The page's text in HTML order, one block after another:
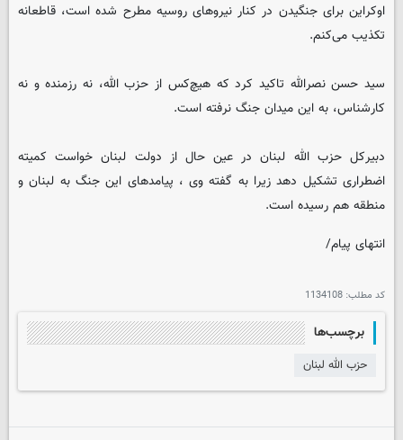
اوکراین برای جنگیدن در کنار نیروهای روسیه مطرح شده است، قاطعانه
تکذیب می‌کنم.
سید حسن نصرالله تاکید کرد که هیچ‌کس از حزب الله، نه رزمنده و نه
کارشناس، به این میدان جنگ نرفته است.
دبیرکل حزب الله لبنان در عین حال از دولت لبنان خواست کمیته
اضطراری تشکیل دهد زیرا به گفته وی ، پیامدهای این جنگ به لبنان و
منطقه هم رسیده است.
انتهای پیام/
کد مطلب: 1134108
برچسب‌ها
حزب الله لبنان